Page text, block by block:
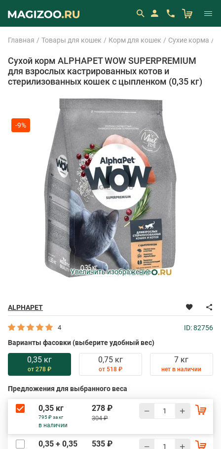
Главная Товары для кошек Корм для кошек Сухие корма
Сухой корм ALPHAPET WOW SUPERPREMIUM
для взрослых кастрированных котов и
стерилизованных кошек с цыпленком (0,35 кг)
ALPHAPET
-9%
Увеличить изображение
4
ID: 82756
Варианты фасовки (выберите удобный вес)
0,35 кг
от 278 ₽
0,75 кг
от 518 ₽
7 кг
нет в наличии
Предложения для выбранного веса
0,35 кг
795 ₽ за кг
в наличии
278 ₽
304 ₽
0,35 + 0,35
535 ₽